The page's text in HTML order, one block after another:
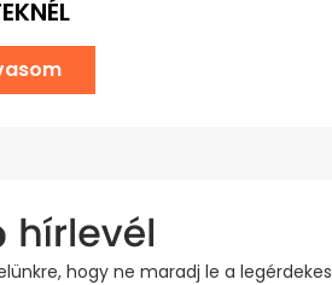
hogy ne maradj le a